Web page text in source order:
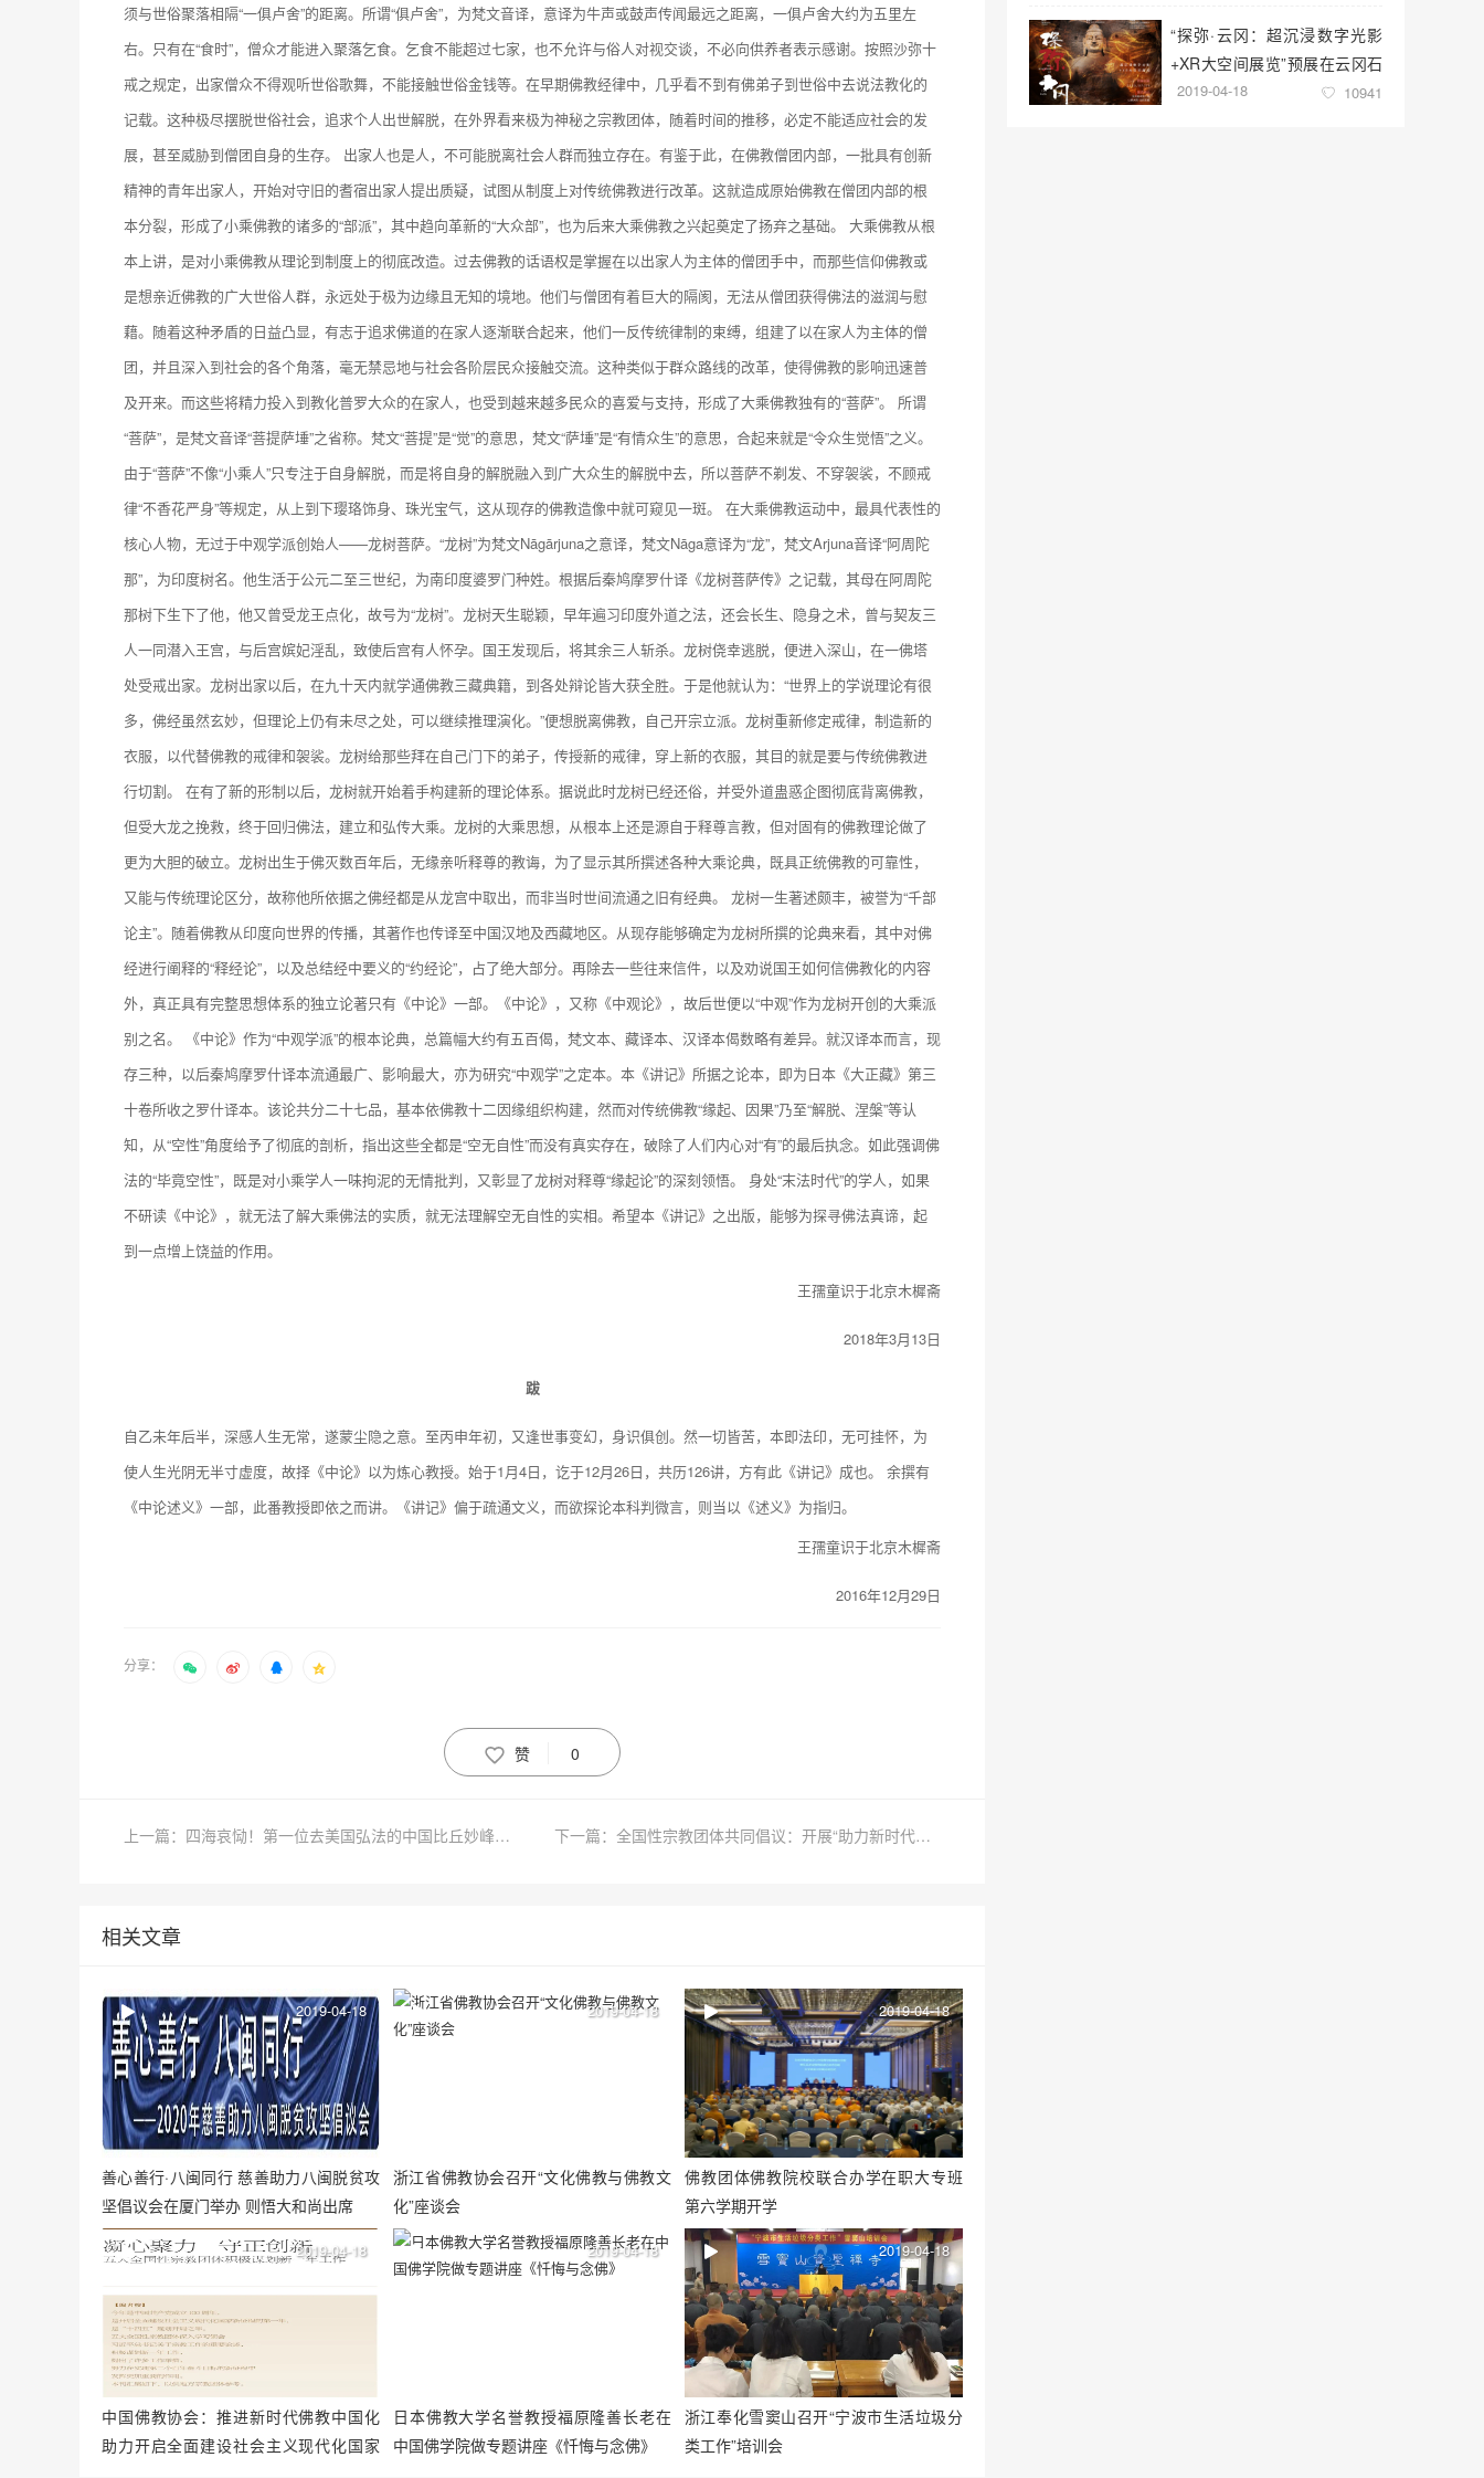
须与世俗聚落相隔“一俱卢舍”的距离。所谓“俱卢舍”，为梵文音译，意译为牛声或鼓声传闻最远之距离，一俱卢舍大约为五里左
右。只有在“食时”，僧众才能进入聚落乞食。乞食不能超过七家，也不允许与俗人对视交谈，不必向供养者表示感谢。按照沙弥十
戒之规定，出家僧众不得观听世俗歌舞，不能接触世俗金钱等。在早期佛教经律中，几乎看不到有佛弟子到世俗中去说法教化的
记载。这种极尽摆脱世俗社会，追求个人出世解脱，在外界看来极为神秘之宗教团体，随着时间的推移，必定不能适应社会的发
展，甚至威胁到僧团自身的生存。 出家人也是人，不可能脱离社会人群而独立存在。有鉴于此，在佛教僧团内部，一批具有创新
精神的青年出家人，开始对守旧的耆宿出家人提出质疑，试图从制度上对传统佛教进行改革。这就造成原始佛教在僧团内部的根
本分裂，形成了小乘佛教的诸多的“部派”，其中趋向革新的“大众部”，也为后来大乘佛教之兴起奠定了扬弃之基础。 大乘佛教从根
本上讲，是对小乘佛教从理论到制度上的彻底改造。过去佛教的话语权是掌握在以出家人为主体的僧团手中，而那些信仰佛教或
是想亲近佛教的广大世俗人群，永远处于极为边缘且无知的境地。他们与僧团有着巨大的隔阂，无法从僧团获得佛法的滋润与慰
藉。随着这种矛盾的日益凸显，有志于追求佛道的在家人逐渐联合起来，他们一反传统律制的束缚，组建了以在家人为主体的僧
团，并且深入到社会的各个角落，毫无禁忌地与社会各阶层民众接触交流。这种类似于群众路线的改革，使得佛教的影响迅速普
及开来。而这些将精力投入到教化普罗大众的在家人，也受到越来越多民众的喜爱与支持，形成了大乘佛教独有的“菩萨”。 所谓
“菩萨”，是梵文音译“菩提萨埵”之省称。梵文“菩提”是“觉”的意思，梵文“萨埵”是“有情众生”的意思，合起来就是“令众生觉悟”之义。
由于“菩萨”不像“小乘人”只专注于自身解脱，而是将自身的解脱融入到广大众生的解脱中去，所以菩萨不剃发、不穿袈裟，不顾戒
律“不香花严身”等规定，从上到下璎珞饰身、珠光宝气，这从现存的佛教造像中就可窥见一斑。 在大乘佛教运动中，最具代表性的
核心人物，无过于中观学派创始人——龙树菩萨。“龙树”为梵文Nāgārjuna之意译，梵文Nāga意译为“龙”，梵文Arjuna音译“阿周陀
那”，为印度树名。他生活于公元二至三世纪，为南印度婆罗门种姓。根据后秦鸠摩罗什译《龙树菩萨传》之记载，其母在阿周陀
那树下生下了他，他又曾受龙王点化，故号为“龙树”。龙树天生聪颖，早年遍习印度外道之法，还会长生、隐身之术，曾与契友三
人一同潜入王宫，与后宫嫔妃淫乱，致使后宫有人怀孕。国王发现后，将其余三人斩杀。龙树侥幸逃脱，便进入深山，在一佛塔
处受戒出家。龙树出家以后，在九十天内就学通佛教三藏典籍，到各处辩论皆大获全胜。于是他就认为：“世界上的学说理论有很
多，佛经虽然玄妙，但理论上仍有未尽之处，可以继续推理演化。”便想脱离佛教，自己开宗立派。龙树重新修定戒律，制造新的
衣服，以代替佛教的戒律和袈裟。龙树给那些拜在自己门下的弟子，传授新的戒律，穿上新的衣服，其目的就是要与传统佛教进
行切割。 在有了新的形制以后，龙树就开始着手构建新的理论体系。据说此时龙树已经还俗，并受外道蛊惑企图彻底背离佛教，
但受大龙之挽救，终于回归佛法，建立和弘传大乘。龙树的大乘思想，从根本上还是源自于释尊言教，但对固有的佛教理论做了
更为大胆的破立。龙树出生于佛灭数百年后，无缘亲听释尊的教诲，为了显示其所撰述各种大乘论典，既具正统佛教的可靠性，
又能与传统理论区分，故称他所依据之佛经都是从龙宫中取出，而非当时世间流通之旧有经典。 龙树一生著述颇丰，被誉为“千部
论主”。随着佛教从印度向世界的传播，其著作也传译至中国汉地及西藏地区。从现存能够确定为龙树所撰的论典来看，其中对佛
经进行阐释的“释经论”，以及总结经中要义的“约经论”，占了绝大部分。再除去一些往来信件，以及劝说国王如何信佛教化的内容
外，真正具有完整思想体系的独立论著只有《中论》一部。《中论》，又称《中观论》，故后世便以“中观”作为龙树开创的大乘派
别之名。 《中论》作为“中观学派”的根本论典，总篇幅大约有五百偈，梵文本、藏译本、汉译本偈数略有差异。就汉译本而言，现
存三种，以后秦鸠摩罗什译本流通最广、影响最大，亦为研究“中观学”之定本。本《讲记》所据之论本，即为日本《大正藏》第三
十卷所收之罗什译本。该论共分二十七品，基本依佛教十二因缘组织构建，然而对传统佛教“缘起、因果”乃至“解脱、涅槃”等认
知，从“空性”角度给予了彻底的剖析，指出这些全都是“空无自性”而没有真实存在，破除了人们内心对“有”的最后执念。如此强调佛
法的“毕竟空性”，既是对小乘学人一味拘泥的无情批判，又彰显了龙树对释尊“缘起论”的深刻领悟。 身处“末法时代”的学人，如果
不研读《中论》，就无法了解大乘佛法的实质，就无法理解空无自性的实相。希望本《讲记》之出版，能够为探寻佛法真谛，起
到一点增上饶益的作用。
王孺童识于北京木樨斋
2018年3月13日
跋
自乙未年后半，深感人生无常，遂蒙尘隐之意。至丙申年初，又逢世事变幻，身识俱创。然一切皆苦，本即法印，无可挂怀，为
使人生光阴无半寸虚度，故择《中论》以为炼心教授。始于1月4日，讫于12月26日，共历126讲，方有此《讲记》成也。 余撰有
《中论述义》一部，此番教授即依之而讲。《讲记》偏于疏通文义，而欲探论本科判微言，则当以《述义》为指归。
王孺童识于北京木樨斋
2016年12月29日
分享：
赞 0
上一篇：四海哀恸！第一位去美国弘法的中国比丘妙峰长老溘然辞世 下一篇：全国性宗教团体共同倡议：开展“助力新时代、共筑中国梦”爱国主义学习教育活动！
相关文章
善心善行·八闽同行 慈善助力八闽脱贫攻
坚倡议会在厦门举办 则悟大和尚出席
2019-04-18
浙江省佛教协会召开“文化佛教与佛教文
化”座谈会
2019-04-18
佛教团体佛教院校联合办学在职大专班
第六学期开学
2019-04-18
中国佛教协会：推进新时代佛教中国化
助力开启全面建设社会主义现代化国家
2019-04-18
日本佛教大学名誉教授福原隆善长老在
中国佛学院做专题讲座《忏悔与念佛》
2019-04-18
浙江奉化雪窦山召开“宁波市生活垃圾分
类工作”培训会
2019-04-18
“探弥·云冈：超沉浸数字光影
+XR大空间展览”预展在云冈石
窟云冈美术馆启幕
2019-04-18 10941